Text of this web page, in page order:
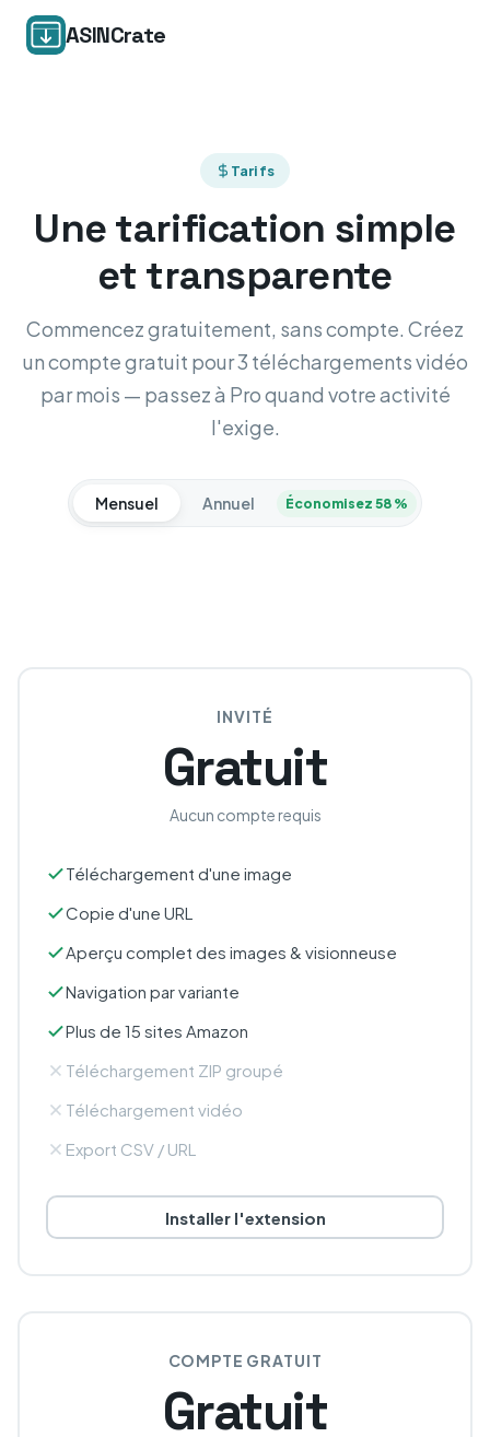
ASINCrate
Tarifs
Une tarification simple
et transparente
Commencez gratuitement, sans compte. Créez
un compte gratuit pour 3 téléchargements vidéo
par mois — passez à Pro quand votre activité
l'exige.
Mensuel Annuel Économisez 58 %
INVITÉ
Gratuit
Aucun compte requis
Téléchargement d'une image
Copie d'une URL
Aperçu complet des images & visionneuse
Navigation par variante
Plus de 15 sites Amazon
Téléchargement ZIP groupé
Téléchargement vidéo
Export CSV / URL
Installer l'extension
COMPTE GRATUIT
Gratuit